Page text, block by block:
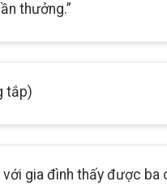
thưởng.”
tắp)
gia đình thấy được